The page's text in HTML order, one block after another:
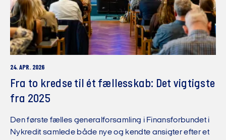
24. APR. 2026
Fra to kredse til ét fællesskab: Det vigtigste
fra 2025
Den første fælles generalforsamling i Finansforbundet i
Nykredit samlede både nye og kendte ansigter efter et